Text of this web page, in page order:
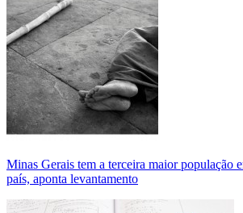
Minas Gerais tem a terceira maior população
país, aponta levantamento